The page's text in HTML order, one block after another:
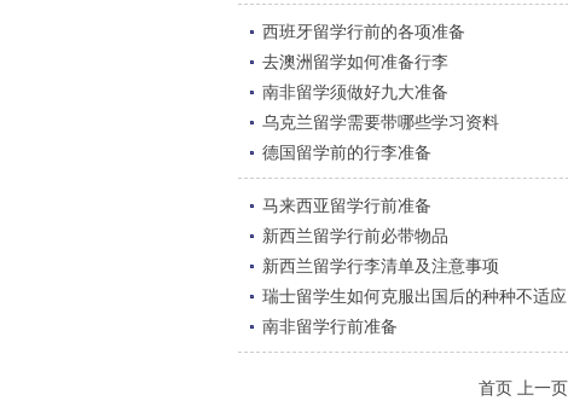
西班牙留学行前的各项准备
去澳洲留学如何准备行李
南非留学须做好九大准备
乌克兰留学需要带哪些学习资料
德国留学前的行李准备
马来西亚留学行前准备
新西兰留学行前必带物品
新西兰留学行李清单及注意事项
瑞士留学生如何克服出国后的种种不适应
南非留学行前准备
首页 上一页